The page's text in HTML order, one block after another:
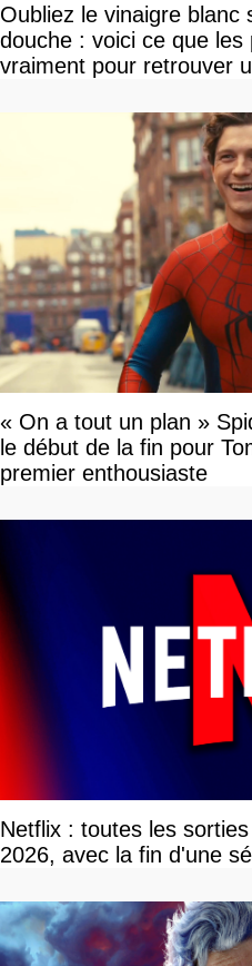
Oubliez le vinaigre
douche : voici ce que les
vraiment pour retrouver
« On a tout un plan »
le début de la fin pour
premier enthousiaste
Netflix : toutes les
2026, avec la fin d'une